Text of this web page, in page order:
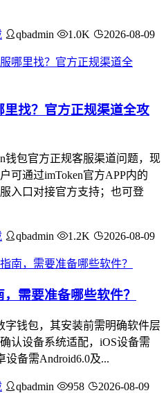
qbadmin 1.0K 2026-08-09
里找？官方正规渠道全攻
钱包官方正规客服渠道问题，现
可通过imToken官方APP内的
入口对接官方支持；也可登
qbadmin 1.2K 2026-08-09
需要准备哪些软件？
字钱包，其安装前需明确软件层
认设备系统适配，iOS设备需
设备需Android6.0及...
qbadmin 958 2026-08-09